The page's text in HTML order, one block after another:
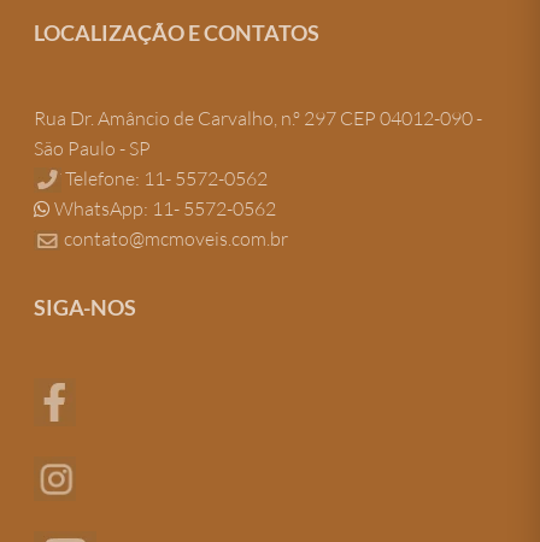
LOCALIZAÇÃO E CONTATOS
Rua Dr. Amâncio de Carvalho, n.º 297 CEP 04012-090 -
São Paulo - SP
Telefone: 11- 5572-0562
WhatsApp: 11- 5572-0562
contato@mcmoveis.com.br
SIGA-NOS